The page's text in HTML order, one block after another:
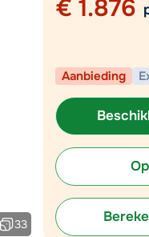
Mail naar
33
€ 1.876
Aanbieding